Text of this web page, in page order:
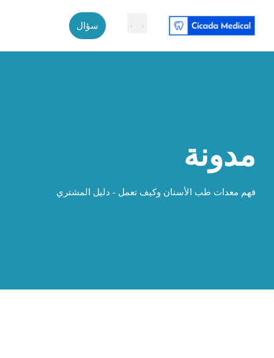
سؤال
مدونة
فهم معدات طب الأسنان وكيف تعمل - دليل المشتري